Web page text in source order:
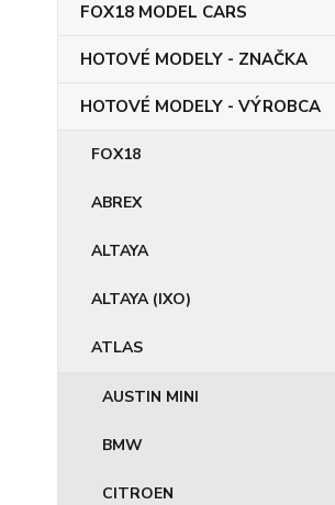
FOX18 MODEL CARS
HOTOVÉ MODELY - ZNAČKA
HOTOVÉ MODELY - VÝROBCA
FOX18
ABREX
ALTAYA
ALTAYA (IXO)
ATLAS
AUSTIN MINI
BMW
CITROEN